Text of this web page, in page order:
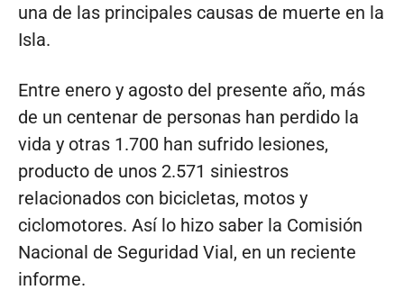
una de las principales causas de muerte en la
Isla.
Entre enero y agosto del presente año, más
de un centenar de personas han perdido la
vida y otras 1.700 han sufrido lesiones,
producto de unos 2.571 siniestros
relacionados con bicicletas, motos y
ciclomotores. Así lo hizo saber la Comisión
Nacional de Seguridad Vial, en un reciente
informe.